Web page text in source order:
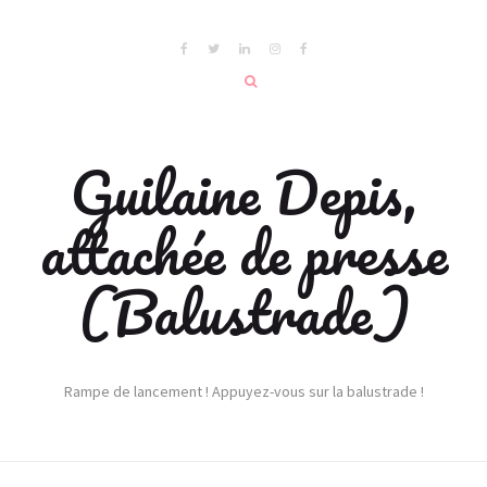
Guilaine Depis,
attachée de presse
(Balustrade)
Rampe de lancement ! Appuyez-vous sur la balustrade !